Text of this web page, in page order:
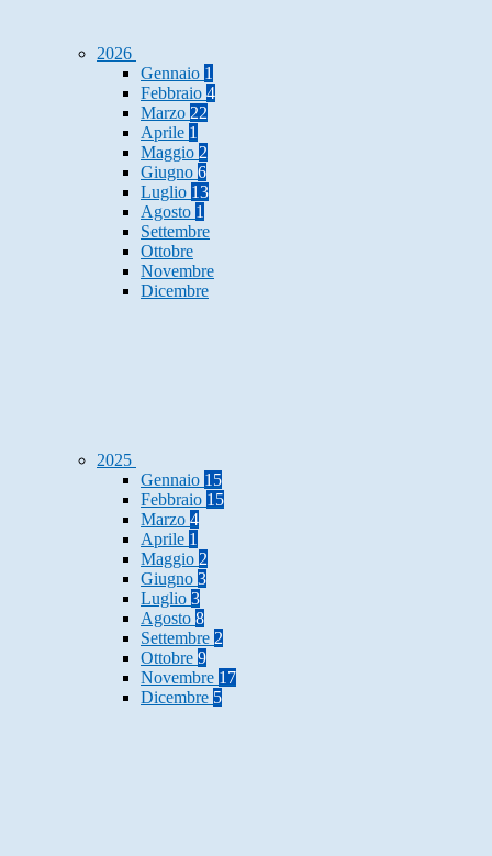
2026
Gennaio 1
Febbraio 4
Marzo 22
Aprile 1
Maggio 2
Giugno 6
Luglio 13
Agosto 1
Settembre
Ottobre
Novembre
Dicembre
2025
Gennaio 15
Febbraio 15
Marzo 4
Aprile 1
Maggio 2
Giugno 3
Luglio 3
Agosto 8
Settembre 2
Ottobre 9
Novembre 17
Dicembre 5